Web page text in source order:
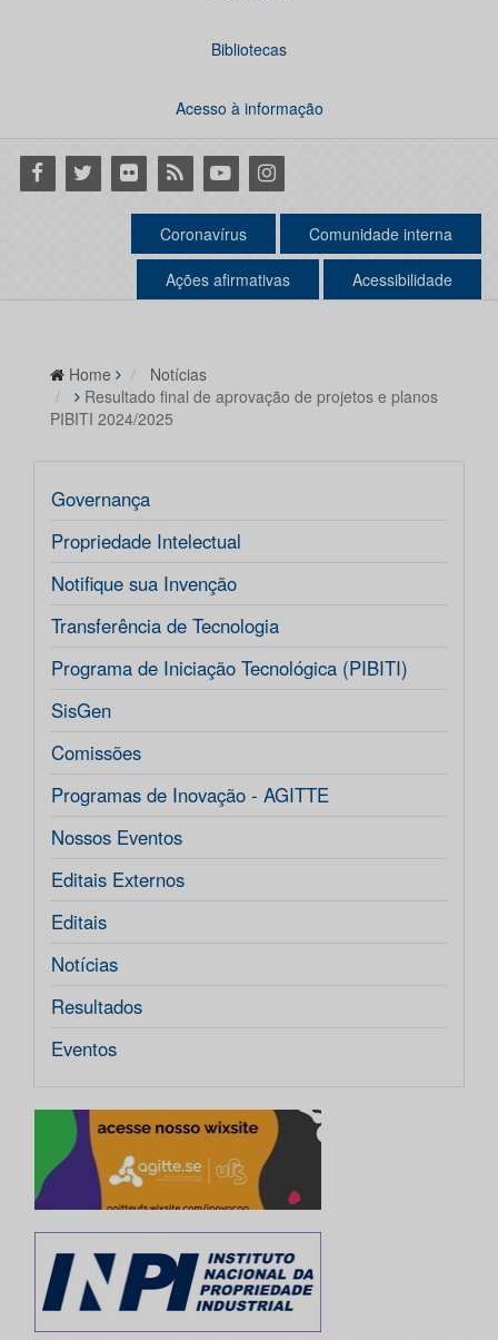
Bibliotecas
Acesso à informação
Facebook
Twitter Flickr RSS YoutubeInstagram
Coronavírus Comunidade interna
Ações afirmativas Acessibilidade
Home
Notícias
Resultado final de aprovação de projetos e planos
PIBITI 2024/2025
Governança
Propriedade Intelectual
Notifique sua Invenção
Transferência de Tecnologia
Programa de Iniciação Tecnológica (PIBITI)
SisGen
Comissões
Programas de Inovação - AGITTE
Nossos Eventos
Editais Externos
Editais
Notícias
Resultados
Eventos